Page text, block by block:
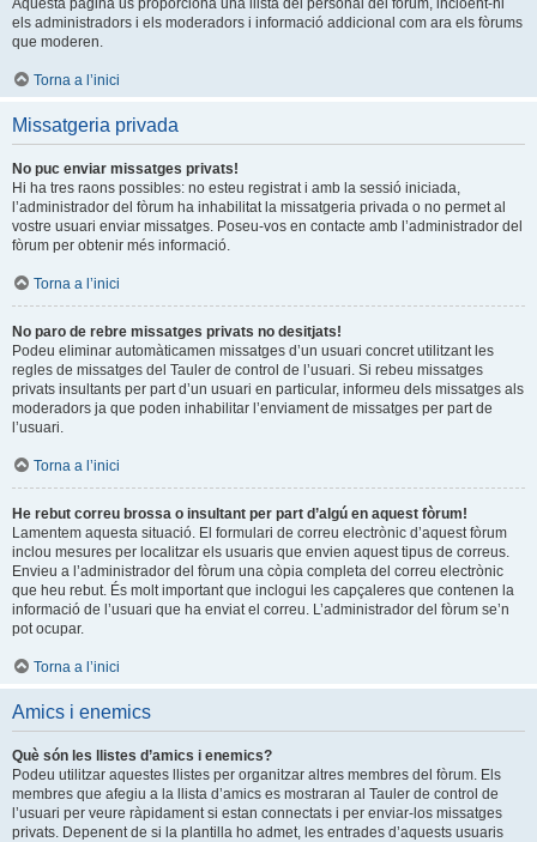
Aquesta pàgina us proporciona una llista del personal del fòrum, incloent-hi
els administradors i els moderadors i informació addicional com ara els fòrums
que moderen.
Torna a l’inici
Missatgeria privada
No puc enviar missatges privats!
Hi ha tres raons possibles: no esteu registrat i amb la sessió iniciada,
l’administrador del fòrum ha inhabilitat la missatgeria privada o no permet al
vostre usuari enviar missatges. Poseu-vos en contacte amb l’administrador del
fòrum per obtenir més informació.
Torna a l’inici
No paro de rebre missatges privats no desitjats!
Podeu eliminar automàticamen missatges d’un usuari concret utilitzant les
regles de missatges del Tauler de control de l’usuari. Si rebeu missatges
privats insultants per part d’un usuari en particular, informeu dels missatges als
moderadors ja que poden inhabilitar l’enviament de missatges per part de
l’usuari.
Torna a l’inici
He rebut correu brossa o insultant per part d’algú en aquest fòrum!
Lamentem aquesta situació. El formulari de correu electrònic d’aquest fòrum
inclou mesures per localitzar els usuaris que envien aquest tipus de correus.
Envieu a l’administrador del fòrum una còpia completa del correu electrònic
que heu rebut. És molt important que inclogui les capçaleres que contenen la
informació de l’usuari que ha enviat el correu. L’administrador del fòrum se’n
pot ocupar.
Torna a l’inici
Amics i enemics
Què són les llistes d’amics i enemics?
Podeu utilitzar aquestes llistes per organitzar altres membres del fòrum. Els
membres que afegiu a la llista d’amics es mostraran al Tauler de control de
l’usuari per veure ràpidament si estan connectats i per enviar-los missatges
privats. Depenent de si la plantilla ho admet, les entrades d’aquests usuaris